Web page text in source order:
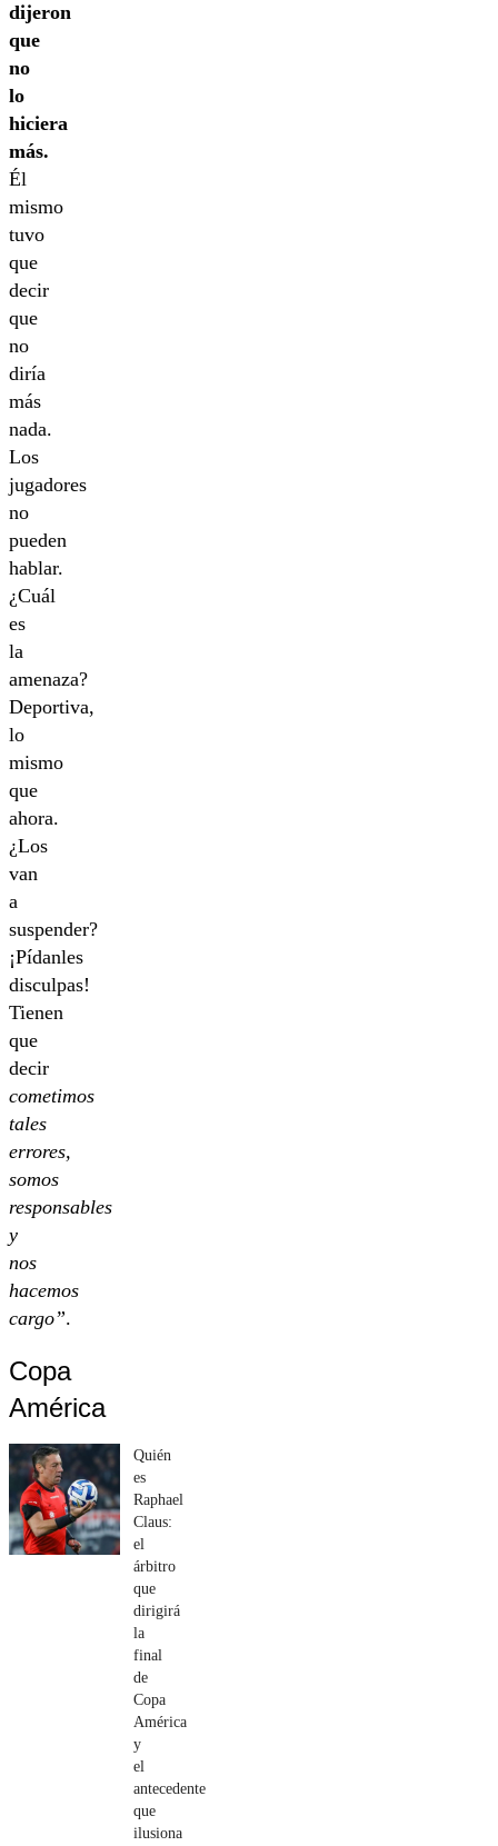
dijeron
que
no
lo
hiciera
más.
Él
mismo
tuvo
que
decir
que
no
diría
más
nada.
Los
jugadores
no
pueden
hablar.
¿Cuál
es
la
amenaza?
Deportiva,
lo
mismo
que
ahora.
¿Los
van
a
suspender?
¡Pídanles
disculpas!
Tienen
que
decir
cometimos
tales
errores,
somos
responsables
y
nos
hacemos
cargo”.
Copa
América
Quién
es
Raphael
Claus:
el
árbitro
que
dirigirá
la
final
de
Copa
América
y
el
antecedente
que
ilusiona